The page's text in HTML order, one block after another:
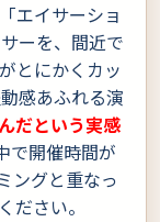
エイサーショ
ーを、間近で
とにかくカッ
感あふれる演
だという実感
で開催時間が
ングと重なっ
ださい。